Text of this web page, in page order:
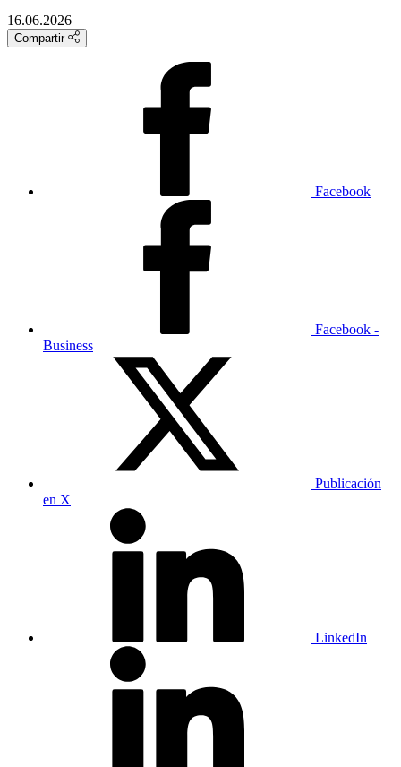
16.06.2026
Compartir
Facebook
Facebook -
Business
Publicación
en X
LinkedIn